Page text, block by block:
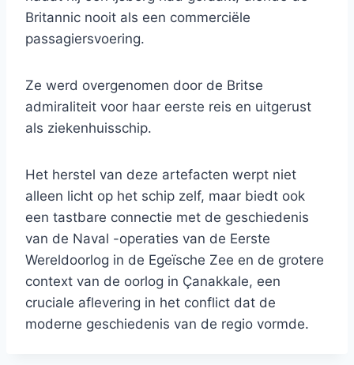
Britannic nooit als een commerciële
passagiersvoering.
Ze werd overgenomen door de Britse
admiraliteit voor haar eerste reis en uitgerust
als ziekenhuisschip.
Het herstel van deze artefacten werpt niet
alleen licht op het schip zelf, maar biedt ook
een tastbare connectie met de geschiedenis
van de Naval -operaties van de Eerste
Wereldoorlog in de Egeïsche Zee en de grotere
context van de oorlog in Çanakkale, een
cruciale aflevering in het conflict dat de
moderne geschiedenis van de regio vormde.